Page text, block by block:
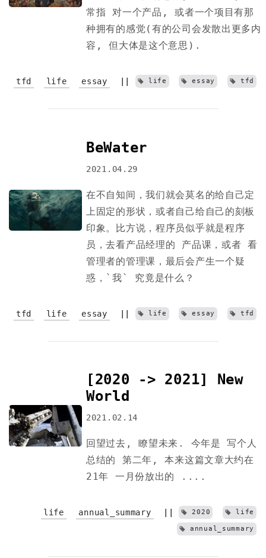
常指 对一个产品, 或者一个项目有那
种拥有的感觉(有的公司会发散出更多内
容, 但大体是这个意思).
tfd life essay life essay tfd
BeWater
2021.04.29
在不自知间，我们就会莫名的给自己定
上固定的形状，或者自己给自己的刻板
印象。比方说，程序员似乎就是程序
员，去看产品经理的 产品课，或者 看
管理者的管理课，最后会产生一个疑
惑，`我` 究竟是什么？
tfd life essay || life essay tfd
[2020 -> 2021] New
World
2021.02.14
回望过去, 瞭望未来. 今年是 写个人
总结的 第二年, 本来这篇文章大约在
21年 一月份放出的 ....
life annual_summary 2020 life
annual_summary